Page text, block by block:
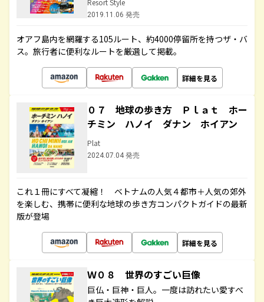
Resort Style
2019.11.06 発売
オアフ島内を網羅する105ルート、約4000停留所を持つザ・バ
ス。旅行者に便利なルートを厳選して掲載。
詳細を見る
０７ 地球の歩き方 Ｐｌａｔ ホー
チミン ハノイ ダナン ホイアン
Plat
2024.07.04 発売
これ１冊にすべて凝縮！ ベトナムの人気４都市＋人気の郊外
を楽しむ、携帯に便利な地球の歩き方コンパクトガイドの最新
版が登場
詳細を見る
Ｗ０８ 世界のすごい巨像
巨仏・巨神・巨人。一度は訪れたい愛すべ